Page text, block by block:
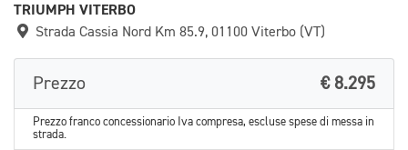
TRIUMPH VITERBO
Strada Cassia Nord Km 85.9, 01100 Viterbo (VT)
Prezzo € 8.295
Prezzo franco concessionario Iva compresa, escluse spese di messa in
strada.